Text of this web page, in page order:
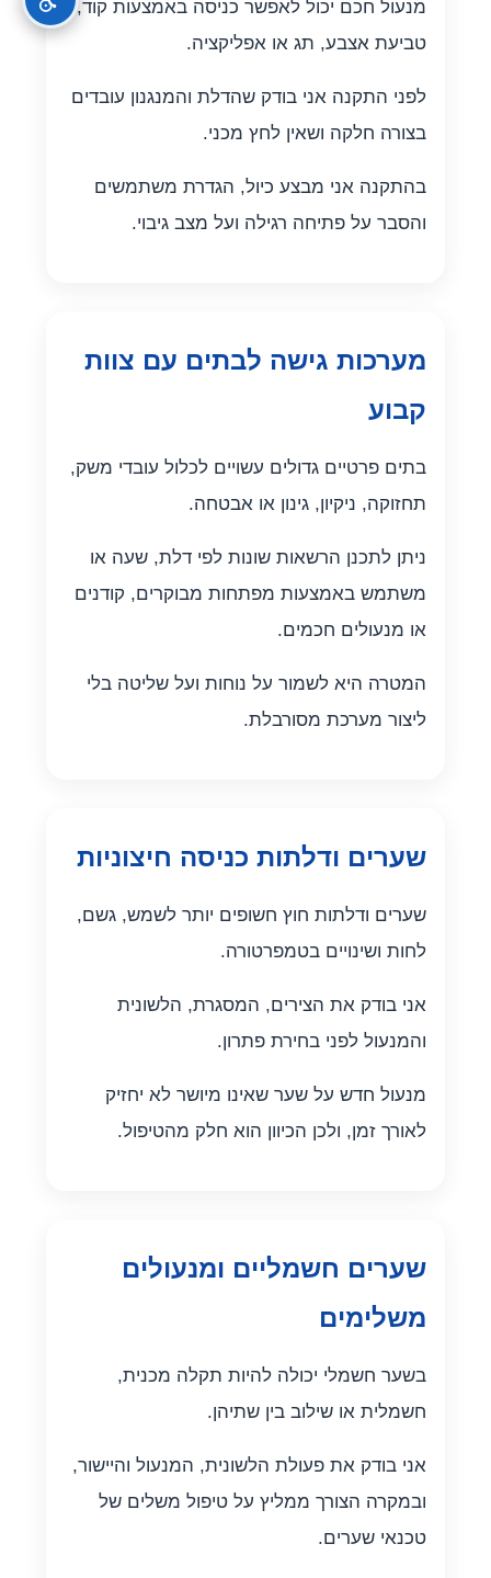
מנעול חכם יכול לאפשר כניסה באמצעות קוד,
טביעת אצבע, תג או אפליקציה.
לפני התקנה אני בודק שהדלת והמנגנון עובדים
בצורה חלקה ושאין לחץ מכני.
בהתקנה אני מבצע כיול, הגדרת משתמשים
והסבר על פתיחה רגילה ועל מצב גיבוי.
מערכות גישה לבתים עם צוות
קבוע
בתים פרטיים גדולים עשויים לכלול עובדי משק,
תחזוקה, ניקיון, גינון או אבטחה.
ניתן לתכנן הרשאות שונות לפי דלת, שעה או
משתמש באמצעות מפתחות מבוקרים, קודנים
או מנעולים חכמים.
המטרה היא לשמור על נוחות ועל שליטה בלי
ליצור מערכת מסורבלת.
שערים ודלתות כניסה חיצוניות
שערים ודלתות חוץ חשופים יותר לשמש, גשם,
לחות ושינויים בטמפרטורה.
אני בודק את הצירים, המסגרת, הלשונית
והמנעול לפני בחירת פתרון.
מנעול חדש על שער שאינו מיושר לא יחזיק
לאורך זמן, ולכן הכיוון הוא חלק מהטיפול.
שערים חשמליים ומנעולים
משלימים
בשער חשמלי יכולה להיות תקלה מכנית,
חשמלית או שילוב בין שתיהן.
אני בודק את פעולת הלשונית, המנעול והיישור,
ובמקרה הצורך ממליץ על טיפול משלים של
טכנאי שערים.